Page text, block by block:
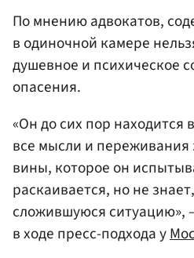
По мнению адвокатов,
в одиночной камере
душевное и психическое
опасения.
«Он до сих пор находится
все мысли и переживания
вины, которое он
раскаивается, но не
сложившуюся ситуацию»,
в ходе пресс-подхода у